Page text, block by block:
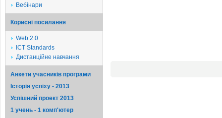
Вебінари
Корисні посилання
Web 2.0
ICT Standards
Дистанційне навчання
Анкети учасників програми
Історія успіху - 2013
Успішний проект 2013
1 учень - 1 комп'ютер